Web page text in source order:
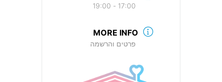
17:00 - 19:00
MORE INFO
פרטים והרשמה